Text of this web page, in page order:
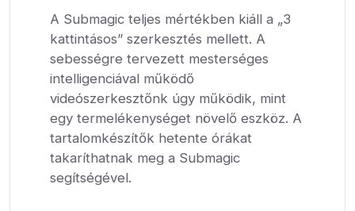
A Submagic teljes mértékben kiáll a „3
kattintásos” szerkesztés mellett. A
sebességre tervezett mesterséges
intelligenciával működő
videószerkesztőnk úgy működik, mint
egy termelékenységet növelő eszköz. A
tartalomkészítők hetente órákat
takaríthatnak meg a Submagic
segítségével.